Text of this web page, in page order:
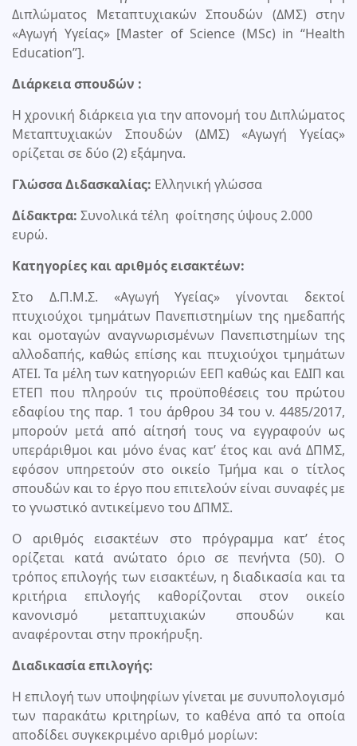
Διπλώματος Μεταπτυχιακών Σπουδών (ΔΜΣ) στην
«Αγωγή Υγείας» [Master of Science (MSc) in “Health
Education”].
Διάρκεια σπουδών :
Η χρονική διάρκεια για την απονομή του Διπλώματος
Μεταπτυχιακών Σπουδών (ΔΜΣ) «Αγωγή Υγείας»
ορίζεται σε δύο (2) εξάμηνα.
Γλώσσα Διδασκαλίας: Ελληνική γλώσσα
Δίδακτρα: Συνολικά τέλη φοίτησης ύψους 2.000
ευρώ.
Κατηγορίες και αριθμός εισακτέων:
Στο Δ.Π.Μ.Σ. «Αγωγή Υγείας» γίνονται δεκτοί
πτυχιούχοι τμημάτων Πανεπιστημίων της ημεδαπής
και ομοταγών αναγνωρισμένων Πανεπιστημίων της
αλλοδαπής, καθώς επίσης και πτυχιούχοι τμημάτων
ΑΤΕΙ. Τα μέλη των κατηγοριών ΕΕΠ καθώς και ΕΔΙΠ και
ΕΤΕΠ που πληρούν τις προϋποθέσεις του πρώτου
εδαφίου της παρ. 1 του άρθρου 34 του ν. 4485/2017,
μπορούν μετά από αίτησή τους να εγγραφούν ως
υπεράριθμοι και μόνο ένας κατ’ έτος και ανά ΔΠΜΣ,
εφόσον υπηρετούν στο οικείο Τμήμα και ο τίτλος
σπουδών και το έργο που επιτελούν είναι συναφές με
το γνωστικό αντικείμενο του ΔΠΜΣ.
Ο αριθμός εισακτέων στο πρόγραμμα κατ’ έτος
ορίζεται κατά ανώτατο όριο σε πενήντα (50). Ο
τρόπος επιλογής των εισακτέων, η διαδικασία και τα
κριτήρια επιλογής καθορίζονται στον οικείο
κανονισμό μεταπτυχιακών σπουδών και
αναφέρονται στην προκήρυξη.
Διαδικασία επιλογής:
Η επιλογή των υποψηφίων γίνεται με συνυπολογισμό
των παρακάτω κριτηρίων, το καθένα από τα οποία
αποδίδει συγκεκριμένο αριθμό μορίων: